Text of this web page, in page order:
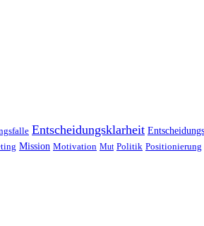
Entscheidungsklarheit
Mission Motivation Mut Politik Positionierung